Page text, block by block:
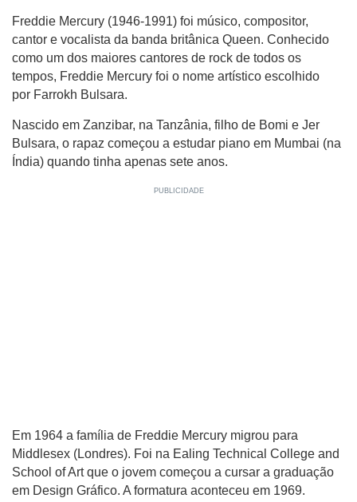
Freddie Mercury (1946-1991) foi músico, compositor,
cantor e vocalista da banda britânica Queen. Conhecido
como um dos maiores cantores de rock de todos os
tempos, Freddie Mercury foi o nome artístico escolhido
por Farrokh Bulsara.
Nascido em Zanzibar, na Tanzânia, filho de Bomi e Jer
Bulsara, o rapaz começou a estudar piano em Mumbai (na
Índia) quando tinha apenas sete anos.
Em 1964 a família de Freddie Mercury migrou para
Middlesex (Londres). Foi na Ealing Technical College and
School of Art que o jovem começou a cursar a graduação
em Design Gráfico. A formatura aconteceu em 1969.